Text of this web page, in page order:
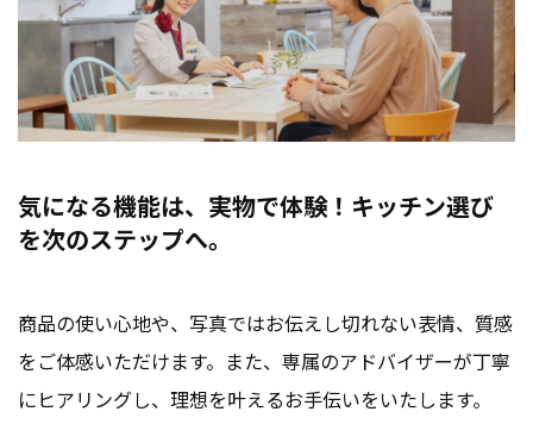
気になる機能は、実物で体験！キッチン選び
を次のステップへ。
商品の使い心地や、写真ではお伝えし切れない表情、質感
をご体感いただけます。また、専属のアドバイザーが丁寧
にヒアリングし、理想を叶えるお手伝いをいたします。